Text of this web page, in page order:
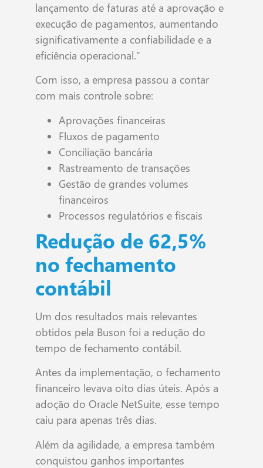
lançamento de faturas até a aprovação e
execução de pagamentos, aumentando
significativamente a confiabilidade e a
eficiência operacional.”
Com isso, a empresa passou a contar
com mais controle sobre:
Aprovações financeiras
Fluxos de pagamento
Conciliação bancária
Rastreamento de transações
Gestão de grandes volumes
financeiros
Processos regulatórios e fiscais
Redução de 62,5%
no fechamento
contábil
Um dos resultados mais relevantes
obtidos pela Buson foi a redução do
tempo de fechamento contábil.
Antes da implementação, o fechamento
financeiro levava oito dias úteis. Após a
adoção do Oracle NetSuite, esse tempo
caiu para apenas três dias.
Além da agilidade, a empresa também
conquistou ganhos importantes